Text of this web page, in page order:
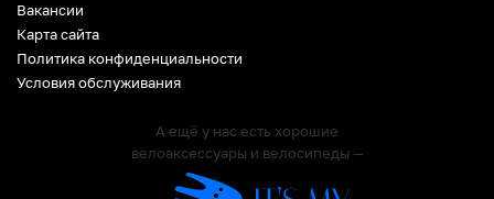
Вакансии
Карта сайта
Политика конфиденциальности
Условия обслуживания
А ещё у нас есть хорошие
велоаксессуары и велосипеды —